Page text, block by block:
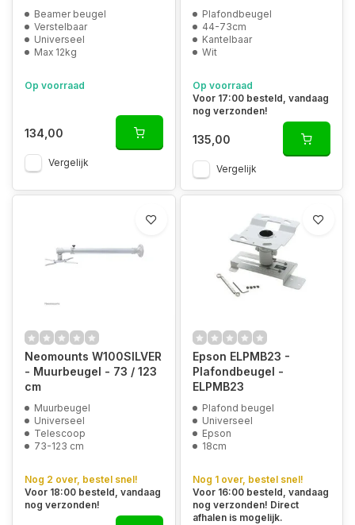
Beamer beugel
Verstelbaar
Universeel
Max 12kg
Op voorraad
134,00
Vergelijk
Plafondbeugel
44-73cm
Kantelbaar
Wit
Op voorraad
Voor 17:00 besteld, vandaag
nog verzonden!
135,00
Vergelijk
Neomounts W100SILVER
- Muurbeugel - 73 / 123
cm
Muurbeugel
Universeel
Telescoop
73-123 cm
Nog 2 over, bestel snel!
Voor 18:00 besteld, vandaag
nog verzonden!
Epson ELPMB23 -
Plafondbeugel -
ELPMB23
Plafond beugel
Universeel
Epson
18cm
Nog 1 over, bestel snel!
Voor 16:00 besteld, vandaag
nog verzonden! Direct
afhalen is mogelijk.